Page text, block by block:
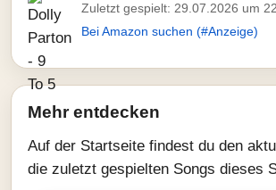
Zuletzt gespielt: 29.07.2026 um
Bei Amazon suchen (#Anzeige)
Mehr entdecken
Auf der Startseite findest du den
die zuletzt gespielten Songs dieses